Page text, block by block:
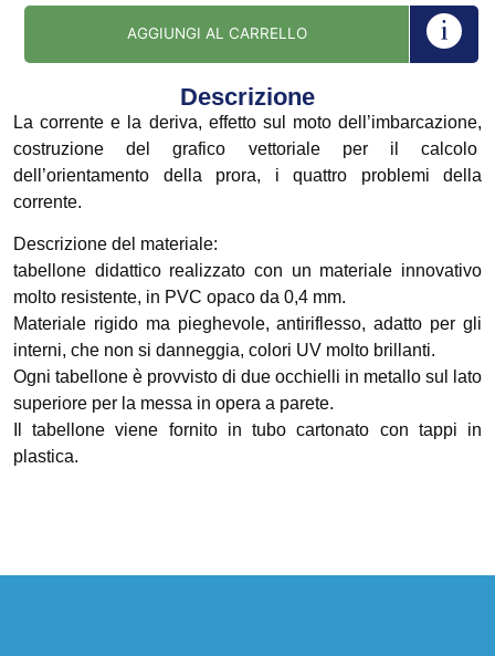
AGGIUNGI AL CARRELLO
Descrizione
La corrente e la deriva, effetto sul moto dell’imbarcazione,
costruzione del grafico vettoriale per il calcolo
dell’orientamento della prora, i quattro problemi della
corrente.
Descrizione del materiale:
tabellone didattico realizzato con un materiale innovativo
molto resistente, in PVC opaco da 0,4 mm.
Materiale rigido ma pieghevole, antiriflesso, adatto per gli
interni, che non si danneggia, colori UV molto brillanti.
Ogni tabellone è provvisto di due occhielli in metallo sul lato
superiore per la messa in opera a parete.
Il tabellone viene fornito in tubo cartonato con tappi in
plastica.